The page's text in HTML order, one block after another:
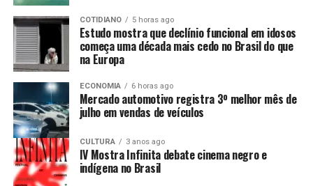
COTIDIANO 5 horas ago
Estudo mostra que declínio funcional em idosos
começa uma década mais cedo no Brasil do que
na Europa
ECONOMIA 6 horas ago
Mercado automotivo registra 3º melhor mês de
julho em vendas de veículos
CULTURA 3 anos ago
IV Mostra Infinita debate cinema negro e
indígena no Brasil